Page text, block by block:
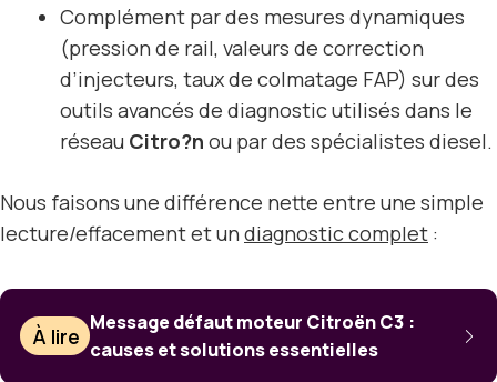
Complément par des mesures dynamiques
(pression de rail, valeurs de correction
d’injecteurs, taux de colmatage FAP) sur des
outils avancés de diagnostic utilisés dans le
réseau Citro?n ou par des spécialistes diesel.
Nous faisons une différence nette entre une simple
lecture/effacement et un diagnostic complet :
À lire
Message défaut moteur Citroën C3 :
causes et solutions essentielles